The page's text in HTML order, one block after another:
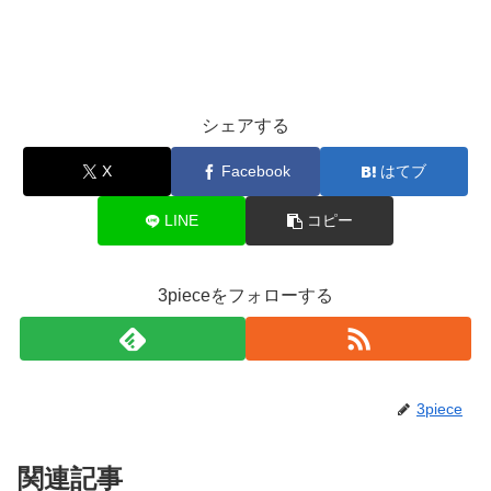
シェアする
X Facebook はてブ
LINE コピー
3pieceをフォローする
3piece
関連記事